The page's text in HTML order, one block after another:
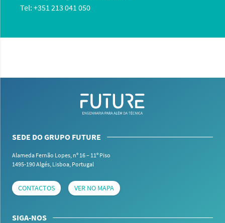
Tel: +351 213 041 050
SEDE DO GRUPO FUTURE
Alameda Fernão Lopes, nº 16 – 11º Piso
1495-190 Algés, Lisboa, Portugal
CONTACTOS VER NO MAPA
SIGA-NOS